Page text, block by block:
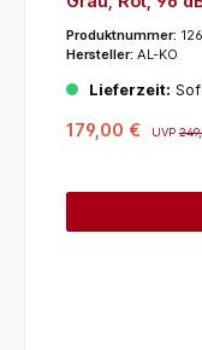
Produktnummer:
Hersteller: AL-KO
Lieferzeit:
179,00 € UVP